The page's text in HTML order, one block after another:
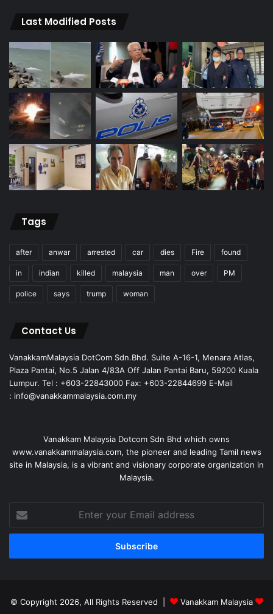
Last Modified Posts
Tags
after anwar arrested car dies Fire found
in indian killed malaysia man over PM
police says trump woman
Contact Us
VanakkamMalaysia DotCom Sdn.Bhd. Suite A-16-1, Menara Atlas,
Plaza Pantai, No.5 Jalan 4/83A Off Jalan Pantai Baru, 59200 Kuala
Lumpur. Tel : +603-22843000 Fax: +603-22844699 E-Mail
: info@vanakkammalaysia.com.my
Vanakkam Malaysia Dotcom Sdn Bhd which owns
www.vanakkammalaysia.com, the pioneer and leading Tamil news
site in Malaysia, is a vibrant and visionary corporate organization in
Malaysia.
your
Email
© Copyright 2026, All Rights Reserved | Vanakkam Malaysia